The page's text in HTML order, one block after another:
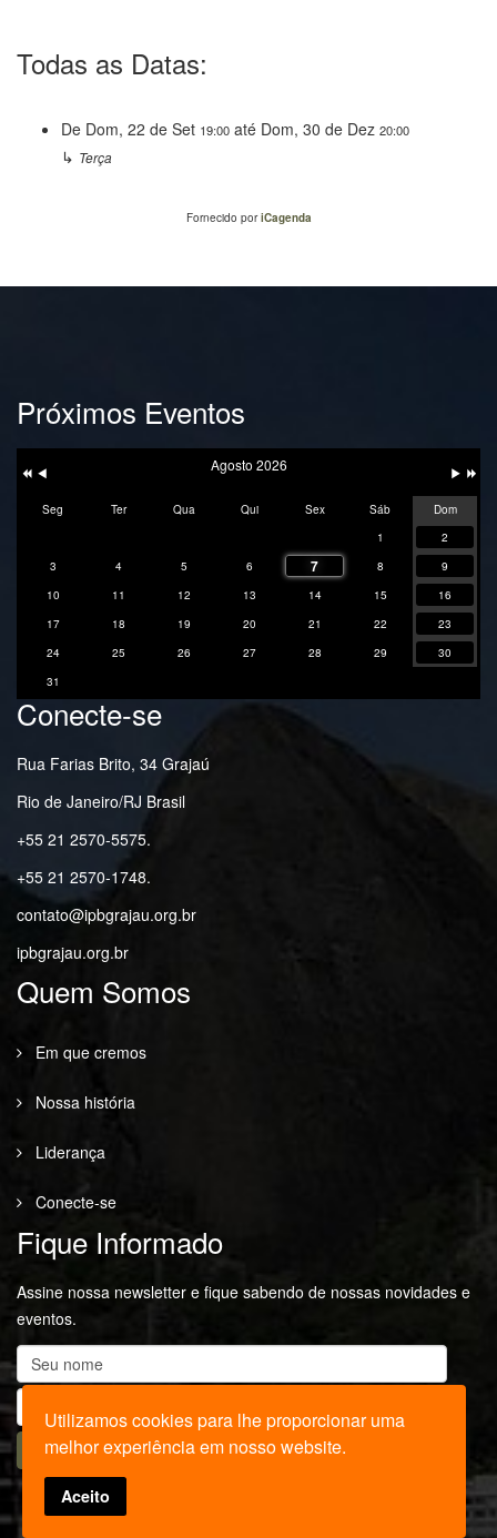
Todas as Datas:
De Dom, 22 de Set 19:00 até Dom, 30 de Dez 20:00
↳ Terça
Fornecido poriCagenda
Próximos Eventos
Ano
Anterior
Mês
Anterior Ano
Mês
Agosto 2026
Seg Ter Qua Qui Sex Sáb
Dom
1
2
3
4 5 6 7 8
9
10
11 12 13 14 15
16
17
18 19 20 21 22
23
24
25 26 27 28 29
30
31
Conecte-se
Rua Farias Brito, 34 Grajaú
Rio de Janeiro/RJ Brasil
+55 21 2570-5575.
+55 21 2570-1748.
contato@ipbgrajau.org.br
ipbgrajau.org.br
Quem Somos
Em que cremos
Nossa história
Liderança
Conecte-se
Fique Informado
Assine nossa newsletter e fique sabendo de nossas novidades e
eventos.
Utilizamos cookies para lhe proporcionar uma
melhor experiência em nosso website.
Aceito